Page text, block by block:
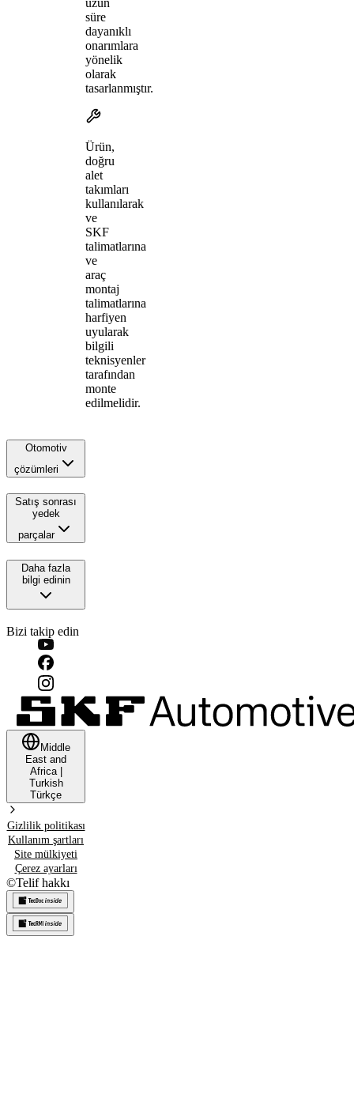
süre
dayanıklı
onarımlara
yönelik
olarak
tasarlanmıştır.
Ürün,
doğru
alet
takımları
kullanılarak
ve
SKF
talimatlarına
ve
araç
montaj
talimatlarına
harfiyen
uyularak
bilgili
teknisyenler
tarafından
monte
edilmelidir.
Otomotiv
çözümleri
Satış sonrası
yedek
parçalar
Daha fazla
bilgi edinin
Bizi takip edin
Middle
East and
Africa|
Turkish
Türkçe
Gizlilik politikası
Kullanım şartları
Site mülkiyeti
Çerez ayarları
©Telif hakkı